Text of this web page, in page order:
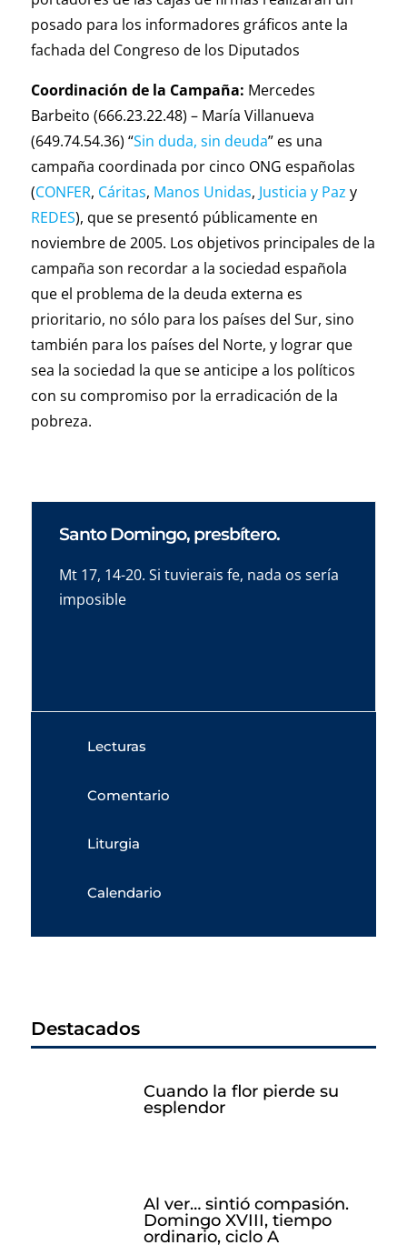
posado para los informadores gráficos ante la
fachada del Congreso de los Diputados
Coordinación de la Campaña: Mercedes
Barbeito (666.23.22.48) – María Villanueva
(649.74.54.36) “Sin duda, sin deuda” es una
campaña coordinada por cinco ONG españolas
(CONFER, Cáritas, Manos Unidas, Justicia y Paz y
REDES), que se presentó públicamente en
noviembre de 2005. Los objetivos principales de la
campaña son recordar a la sociedad española
que el problema de la deuda externa es
prioritario, no sólo para los países del Sur, sino
también para los países del Norte, y lograr que
sea la sociedad la que se anticipe a los políticos
con su compromiso por la erradicación de la
pobreza.
Santo Domingo, presbítero.
Mt 17, 14-20. Si tuvierais fe, nada os sería
imposible
Lecturas
Comentario
Liturgia
Calendario
Destacados
Cuando la flor pierde su
esplendor
Al ver… sintió compasión.
Domingo XVIII, tiempo
ordinario, ciclo A